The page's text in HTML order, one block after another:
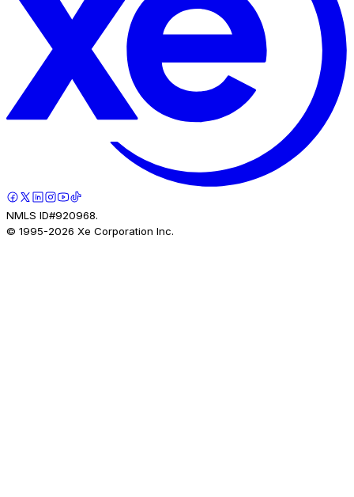
NMLS ID#920968.
© 1995-2026 Xe Corporation Inc.